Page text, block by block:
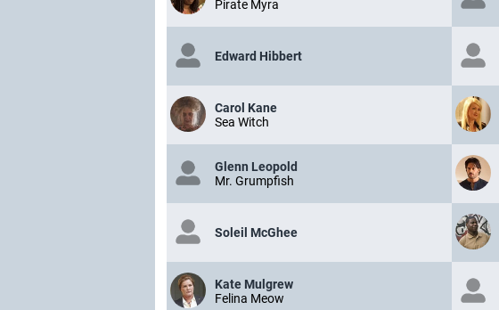
Pirate Myra
Edward Hibbert
Carol Kane
Sea Witch
Glenn Leopold
Mr. Grumpfish
Soleil McGhee
Kate Mulgrew
Felina Meow